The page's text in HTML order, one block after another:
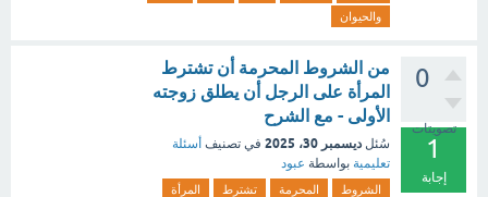
والحيوان
0
تصويتات
1
إجابة
من الشروط المحرمة أن تشترط
المرأة على الرجل أن يطلق زوجته
الأولى - مع الشرح
سُئل ديسمبر 30، 2025 في تصنيف أسئلة
تعليمية بواسطة عبود
الشروط المحرمة تشترط
المرأة